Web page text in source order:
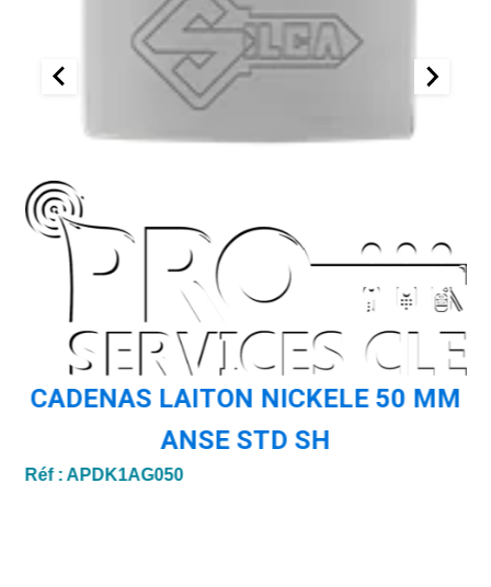
CADENAS LAITON NICKELE 50 MM
ANSE STD SH
Réf : APDK1AG050